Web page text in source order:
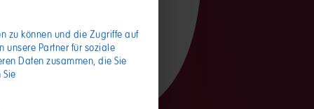
zu können und die Zugriffe auf
unsere Partner für soziale
Daten zusammen, die Sie
<0.12g